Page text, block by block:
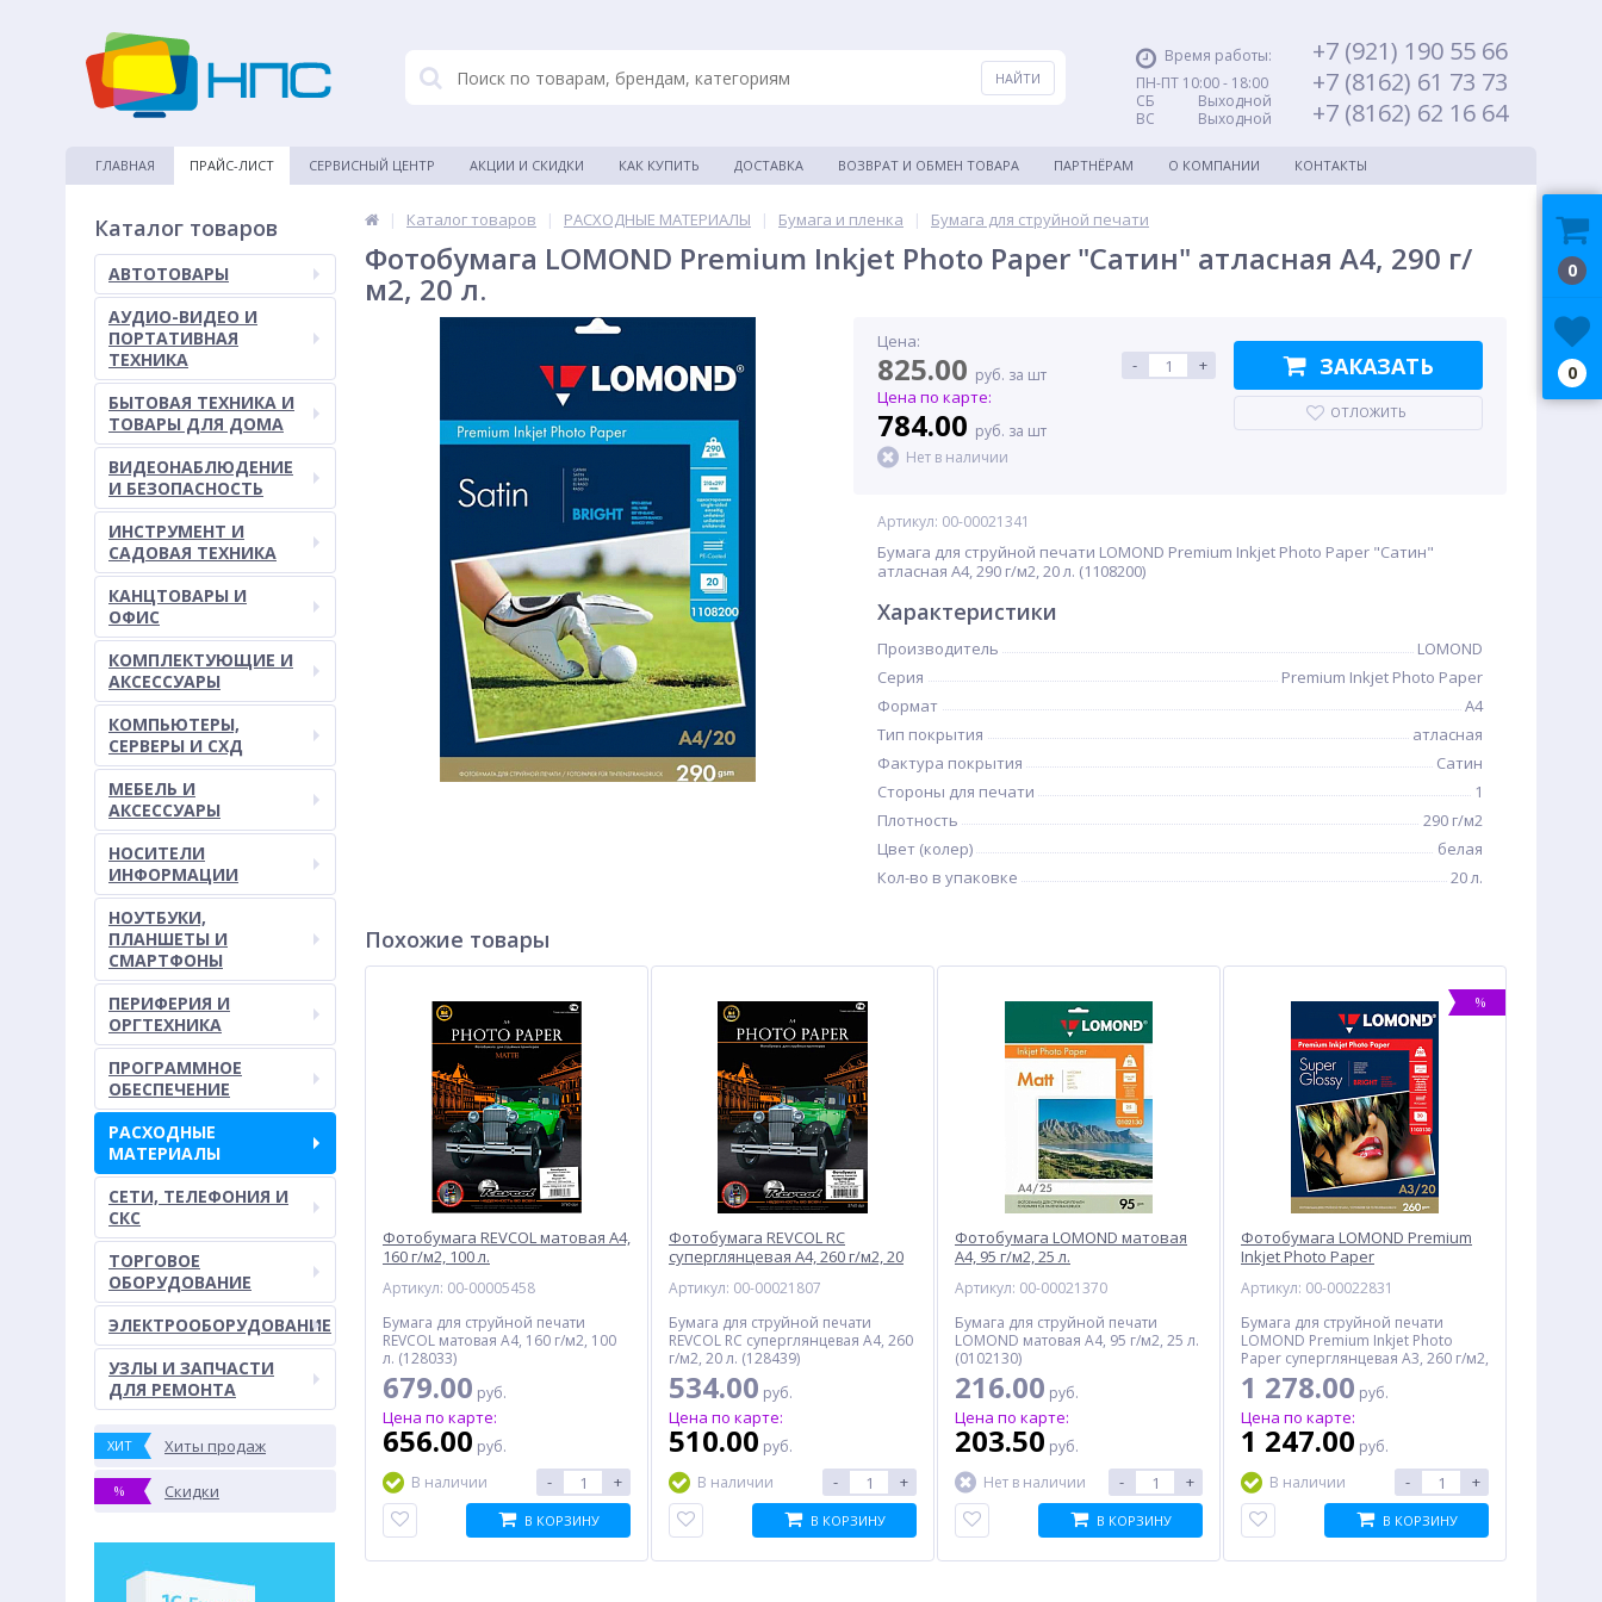
Время работы:
ПН-ПТ 10:00 - 18:00
СБ Выходной
ВС Выходной
+7 (921) 190 55 66
+7 (8162) 61 73 73
+7 (8162) 62 16 64
ГЛАВНАЯ ПРАЙС-ЛИСТ СЕРВИСНЫЙ ЦЕНТР АКЦИИ И СКИДКИ КАК КУПИТЬ ДОСТАВКА ВОЗВРАТ И ОБМЕН ТОВАРА ПАРТНЁРАМ О КОМПАНИИ КОНТАКТЫ
Каталог товаров
АВТОТОВАРЫ
АУДИО-ВИДЕО И
ПОРТАТИВНАЯ
ТЕХНИКА
БЫТОВАЯ ТЕХНИКА И
ТОВАРЫ ДЛЯ ДОМА
ВИДЕОНАБЛЮДЕНИЕ
И БЕЗОПАСНОСТЬ
ИНСТРУМЕНТ И
САДОВАЯ ТЕХНИКА
КАНЦТОВАРЫ И
ОФИС
КОМПЛЕКТУЮЩИЕ И
АКСЕССУАРЫ
КОМПЬЮТЕРЫ,
СЕРВЕРЫ И СХД
МЕБЕЛЬ И
АКСЕССУАРЫ
НОСИТЕЛИ
ИНФОРМАЦИИ
НОУТБУКИ,
ПЛАНШЕТЫ И
СМАРТФОНЫ
ПЕРИФЕРИЯ И
ОРГТЕХНИКА
ПРОГРАММНОЕ
ОБЕСПЕЧЕНИЕ
РАСХОДНЫЕ
МАТЕРИАЛЫ
СЕТИ, ТЕЛЕФОНИЯ И
СКС
ТОРГОВОЕ
ОБОРУДОВАНИЕ
ЭЛЕКТРООБОРУДОВАНИЕ
УЗЛЫ И ЗАПЧАСТИ
ДЛЯ РЕМОНТА
ХИТ Хиты продаж
% Скидки
| Каталог товаров | РАСХОДНЫЕ МАТЕРИАЛЫ | Бумага и пленка | Бумага для струйной печати
Фотобумага LOMOND Premium Inkjet Photo Paper "Сатин" атласная A4, 290 г/
м2, 20 л.
Цена:
825.00 руб. за шт
Цена по карте:
784.00 руб. за шт
Нет в наличии
- + ЗАКАЗАТЬ
ОТЛОЖИТЬ
Артикул: 00-00021341
Бумага для струйной печати LOMOND Premium Inkjet Photo Paper "Сатин"
атласная A4, 290 г/м2, 20 л. (1108200)
Характеристики
Производитель
LOMOND
Серия
Premium Inkjet Photo Paper
Формат
A4
Тип покрытия
атласная
Фактура покрытия
Сатин
Стороны для печати
1
Плотность
290 г/м2
Цвет (колер)
белая
Кол-во в упаковке
20 л.
Похожие товары
Фотобумага REVCOL матовая A4,
160 г/м2, 100 л.
Артикул: 00-00005458
Бумага для струйной печати
REVCOL матовая A4, 160 г/м2, 100
л. (128033)
679.00 руб.
Цена по карте:
656.00 руб.
В наличии
- +
В КОРЗИНУ
Фотобумага REVCOL RC
суперглянцевая A4, 260 г/м2, 20
Артикул: 00-00021807
Бумага для струйной печати
REVCOL RC суперглянцевая A4, 260
г/м2, 20 л. (128439)
534.00 руб.
Цена по карте:
510.00 руб.
В наличии
- +
В КОРЗИНУ
Фотобумага LOMOND матовая
A4, 95 г/м2, 25 л.
Артикул: 00-00021370
Бумага для струйной печати
LOMOND матовая A4, 95 г/м2, 25 л.
(0102130)
216.00 руб.
Цена по карте:
203.50 руб.
Нет в наличии
- +
В КОРЗИНУ
%
Фотобумага LOMOND Premium
Inkjet Photo Paper
л.
Артикул: 00-00022831
Бумага для струйной печати
LOMOND Premium Inkjet Photo
Paper суперглянцевая A3, 260 г/м2,
20 л. (1103130)
1 278.00 руб.
Цена по карте:
1 247.00 руб.
В наличии
- +
В КОРЗИНУ
0
0